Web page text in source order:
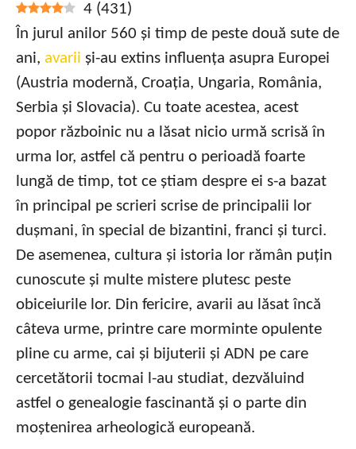
4 (431)
În jurul anilor 560 și timp de peste două sute de
ani, avarii și-au extins influența asupra Europei
(Austria modernă, Croația, Ungaria, România,
Serbia și Slovacia). Cu toate acestea, acest
popor războinic nu a lăsat nicio urmă scrisă în
urma lor, astfel că pentru o perioadă foarte
lungă de timp, tot ce știam despre ei s-a bazat
în principal pe scrieri scrise de principalii lor
dușmani, în special de bizantini, franci și turci.
De asemenea, cultura și istoria lor rămân puțin
cunoscute și multe mistere plutesc peste
obiceiurile lor. Din fericire, avarii au lăsat încă
câteva urme, printre care morminte opulente
pline cu arme, cai și bijuterii și ADN pe care
cercetătorii tocmai l-au studiat, dezvăluind
astfel o genealogie fascinantă și o parte din
moștenirea arheologică europeană.